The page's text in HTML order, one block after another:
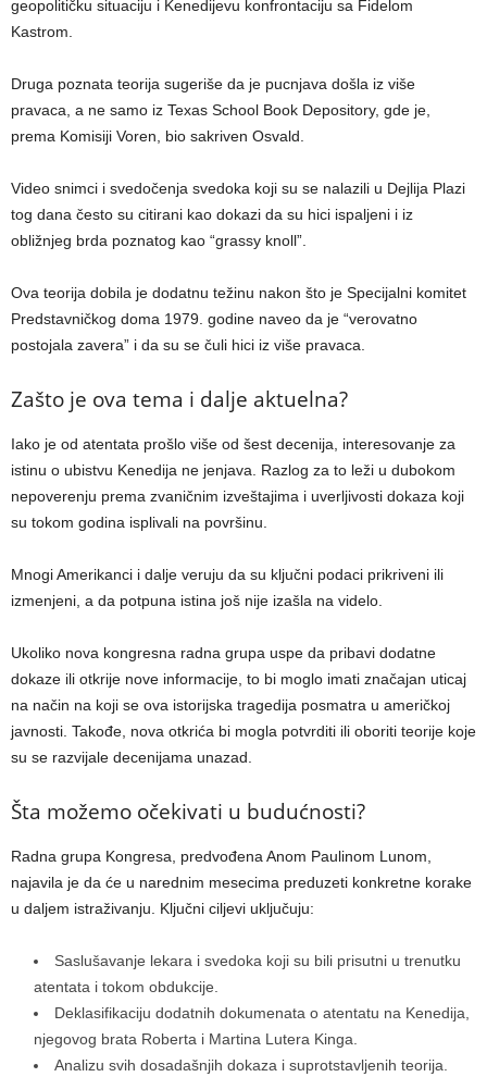
geopolitičku situaciju i Kenedijevu konfrontaciju sa Fidelom
Kastrom.
Druga poznata teorija sugeriše da je pucnjava došla iz više
pravaca, a ne samo iz Texas School Book Depository, gde je,
prema Komisiji Voren, bio sakriven Osvald.
Video snimci i svedočenja svedoka koji su se nalazili u Dejlija Plazi
tog dana često su citirani kao dokazi da su hici ispaljeni i iz
obližnjeg brda poznatog kao “grassy knoll”.
Ova teorija dobila je dodatnu težinu nakon što je Specijalni komitet
Predstavničkog doma 1979. godine naveo da je “verovatno
postojala zavera” i da su se čuli hici iz više pravaca.
Zašto je ova tema i dalje aktuelna?
Iako je od atentata prošlo više od šest decenija, interesovanje za
istinu o ubistvu Kenedija ne jenjava. Razlog za to leži u dubokom
nepoverenju prema zvaničnim izveštajima i uverljivosti dokaza koji
su tokom godina isplivali na površinu.
Mnogi Amerikanci i dalje veruju da su ključni podaci prikriveni ili
izmenjeni, a da potpuna istina još nije izašla na videlo.
Ukoliko nova kongresna radna grupa uspe da pribavi dodatne
dokaze ili otkrije nove informacije, to bi moglo imati značajan uticaj
na način na koji se ova istorijska tragedija posmatra u američkoj
javnosti. Takođe, nova otkrića bi mogla potvrditi ili oboriti teorije koje
su se razvijale decenijama unazad.
Šta možemo očekivati u budućnosti?
Radna grupa Kongresa, predvođena Anom Paulinom Lunom,
najavila je da će u narednim mesecima preduzeti konkretne korake
u daljem istraživanju. Ključni ciljevi uključuju:
Saslušavanje lekara i svedoka koji su bili prisutni u trenutku
atentata i tokom obdukcije.
Deklasifikaciju dodatnih dokumenata o atentatu na Kenedija,
njegovog brata Roberta i Martina Lutera Kinga.
Analizu svih dosadašnjih dokaza i suprotstavljenih teorija.